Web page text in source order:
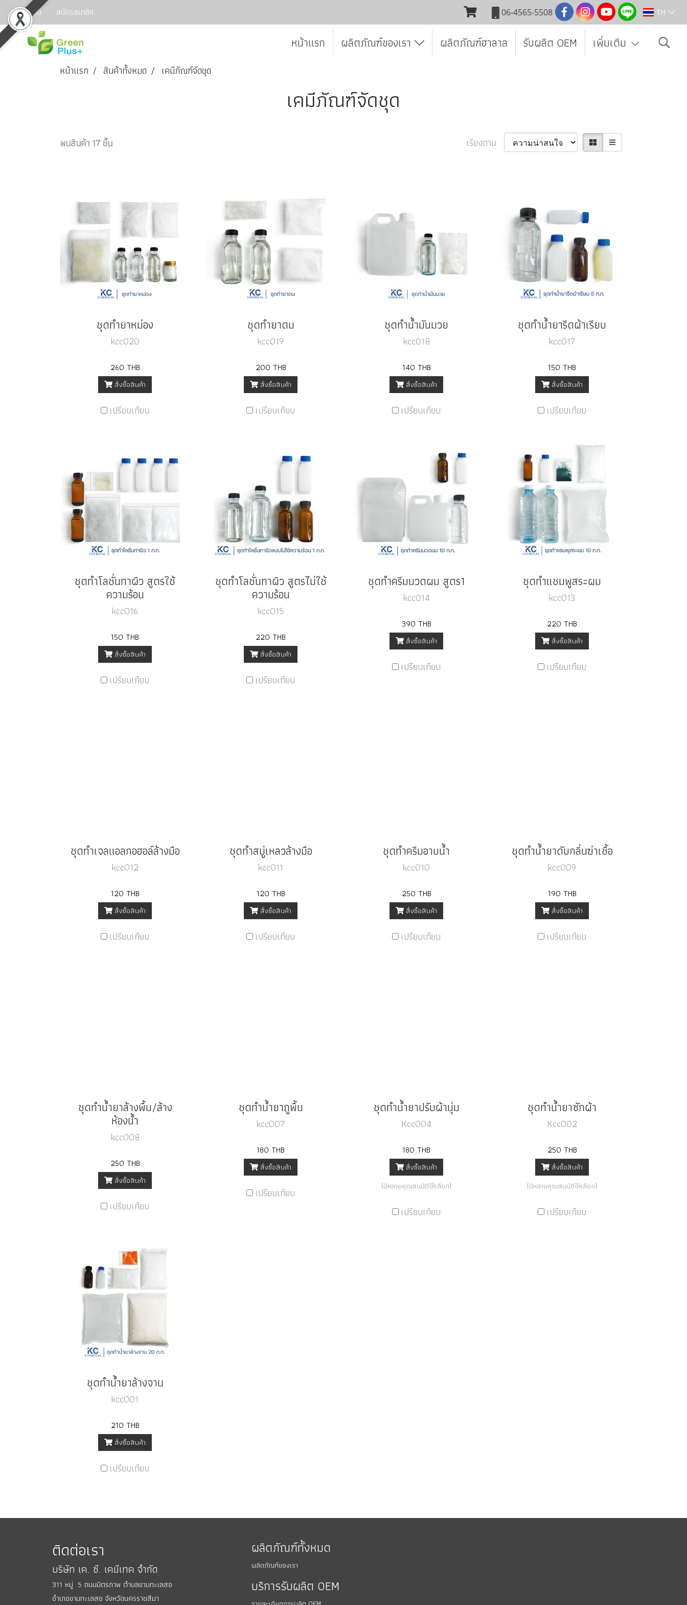
เข้าสู่ระบบ สมัครสมาชิก 06-4565-5508 TH
หน้าแรก ผลิตภัณฑ์ของเรา ผลิตภัณฑ์ฮาลาล รับผลิต OEM เพิ่มเติม
หน้าแรก สินค้าทั้งหมด เคมีภัณฑ์จัดชุด
เคมีภัณฑ์จัดชุด
พบสินค้า 17 ชิ้น เรียงตาม
ชุดทำยาหม่อง
kcc020
260 THB
สั่งซื้อสินค้า
เปรียบเทียบ
ชุดทำยาดม
kcc019
200 THB
สั่งซื้อสินค้า
เปรียบเทียบ
ชุดทำน้ำมันมวย
kcc018
140 THB
สั่งซื้อสินค้า
เปรียบเทียบ
ชุดทำน้ำยารีดผ้าเรียบ
kcc017
150 THB
สั่งซื้อสินค้า
เปรียบเทียบ
ชุดทำโลชั่นทาผิว สูตรใช้
ความร้อน
kcc016
150 THB
สั่งซื้อสินค้า
เปรียบเทียบ
ชุดทำโลชั่นทาผิว สูตรไม่ใช้
ความร้อน
kcc015
220 THB
สั่งซื้อสินค้า
เปรียบเทียบ
ชุดทำครีมนวดผม สูตร1
kcc014
390 THB
สั่งซื้อสินค้า
เปรียบเทียบ
ชุดทำแชมพูสระผม
kcc013
220 THB
สั่งซื้อสินค้า
เปรียบเทียบ
ชุดทำเจลแอลกอฮอล์ล้างมือ
kcc012
120 THB
สั่งซื้อสินค้า
เปรียบเทียบ
ชุดทำสบู่เหลวล้างมือ
kcc011
120 THB
สั่งซื้อสินค้า
เปรียบเทียบ
ชุดทำครีมอาบน้ำ
kcc010
250 THB
สั่งซื้อสินค้า
เปรียบเทียบ
ชุดทำน้ำยาดับกลิ่นฆ่าเชื้อ
kcc009
190 THB
สั่งซื้อสินค้า
เปรียบเทียบ
ชุดทำน้ำยาล้างพื้น/ล้าง
ห้องน้ำ
kcc008
250 THB
สั่งซื้อสินค้า
เปรียบเทียบ
ชุดทำน้ำยาถูพื้น
kcc007
180 THB
สั่งซื้อสินค้า
เปรียบเทียบ
ชุดทำน้ำยาปรับผ้านุ่ม
Kcc004
180 THB
สั่งซื้อสินค้า
(มีหลายคุณสมบัติให้เลือก)
เปรียบเทียบ
ชุดทำน้ำยาซักผ้า
Kcc002
250 THB
สั่งซื้อสินค้า
(มีหลายคุณสมบัติให้เลือก)
เปรียบเทียบ
ชุดทำน้ำยาล้างจาน
kcc001
210 THB
สั่งซื้อสินค้า
เปรียบเทียบ
ติดต่อเรา
บริษัท เค. ซี. เคมีเทค จำกัด
311 หมู่ 5 ถนนมิตรภาพ ตำบลขามทะเลสอ
อำเภอขามทะเลสอ จังหวัดนครราชสีมา
ผลิตภัณฑ์ทั้งหมด
ผลิตภัณฑ์ของเรา
บริการรับผลิต OEM